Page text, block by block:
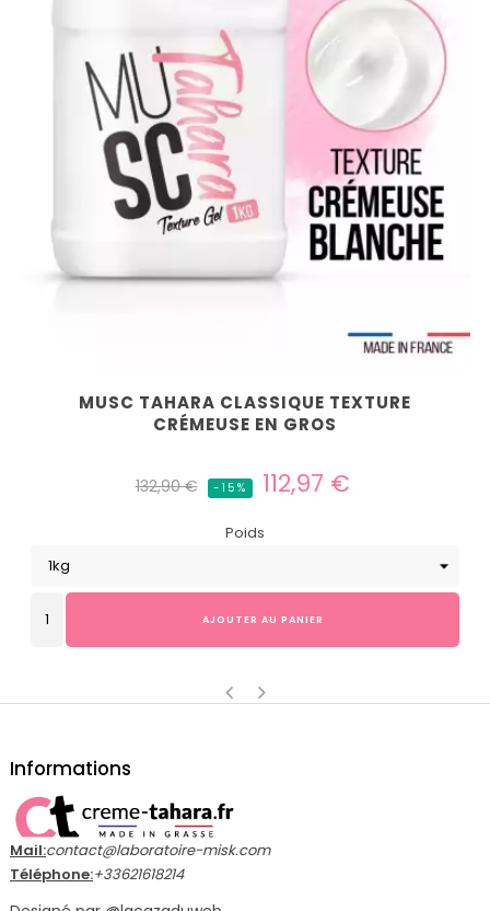
MUSC TAHARA CLASSIQUE TEXTURE
CRÉMEUSE EN GROS
Prix
132,90 € -15%
Prix
112,97 €
Poids
AJOUTER AU PANIER
Informations
Mail:contact@laboratoire-misk.com
Téléphone:+33621618214